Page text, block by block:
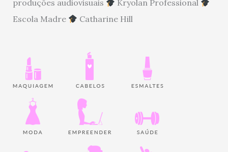
produções audiovisuais
Kryolan Professional
Escola Madre
Catharine Hill